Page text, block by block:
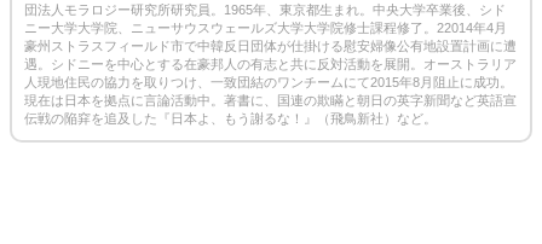
団法人モラロジー研究所研究員。1965年、東京都生まれ。中央大学卒業後、シド
ニー大学大学院、ニューサウスウェールズ大学大学院修士課程修了。22014年4月
豪州ストラスフィールド市で中韓反日団体が仕掛ける慰安婦像公有地設置計画に遭
遇。シドニーを中心とする在豪邦人の有志と共に反対活動を展開。オーストラリア
人現地住民の協力を取りつけ、一致団結のワンチームにて2015年8月阻止に成功。
現在は日本を拠点に言論活動中。著書に、国連の欺瞞と朝日の英字新聞など英語宣
伝戦の陥穽を追及した『日本よ、もう謝るな！』（飛鳥新社）など。